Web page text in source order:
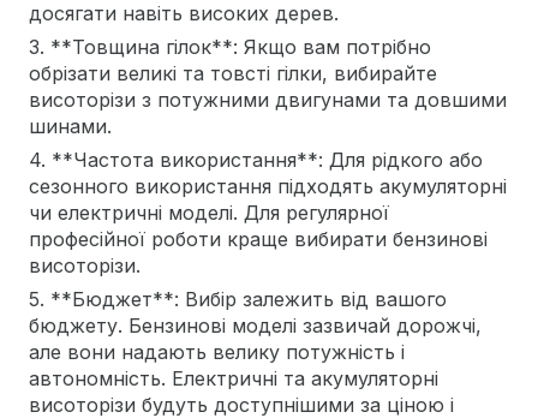
досягати навіть високих дерев.
3. **Товщина гілок**: Якщо вам потрібно
обрізати великі та товсті гілки, вибирайте
висоторізи з потужними двигунами та довшими
шинами.
4. **Частота використання**: Для рідкого або
сезонного використання підходять акумуляторні
чи електричні моделі. Для регулярної
професійної роботи краще вибирати бензинові
висоторізи.
5. **Бюджет**: Вибір залежить від вашого
бюджету. Бензинові моделі зазвичай дорожчі,
але вони надають велику потужність і
автономність. Електричні та акумуляторні
висоторізи будуть доступнішими за ціною і